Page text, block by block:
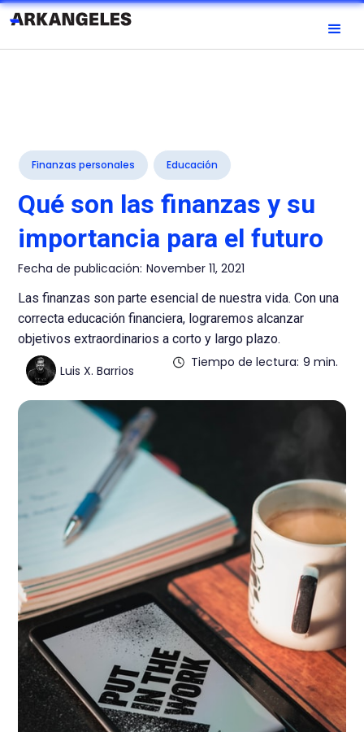
Finanzas personales Educación
Qué son las finanzas y su
importancia para el futuro
Fecha de publicación: November 11, 2021
Las finanzas son parte esencial de nuestra vida. Con una
correcta educación financiera, lograremos alcanzar
objetivos extraordinarios a corto y largo plazo.
Luis X. Barrios
Tiempo de lectura: 9 min.